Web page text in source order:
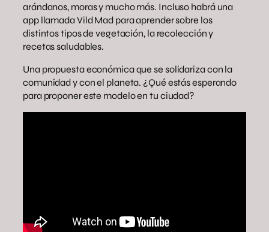
arándanos, moras y mucho más. Incluso habrá una
app llamada Vild Mad para aprender sobre los
distintos tipos de vegetación, la recolección y
recetas saludables.
Una propuesta económica que se solidariza con la
comunidad y con el planeta. ¿Qué estás esperando
para proponer este modelo en tu ciudad?